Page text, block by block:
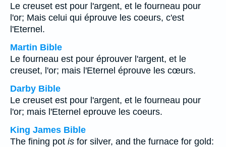
Le creuset est pour l'argent, et le fourneau pour
l'or; Mais celui qui éprouve les coeurs, c'est
l'Eternel.
Martin Bible
Le fourneau est pour éprouver l'argent, et le
creuset, l'or; mais l'Eternel éprouve les cœurs.
Darby Bible
Le creuset est pour l'argent, et le fourneau pour
l'or; mais l'Eternel eprouve les coeurs.
King James Bible
The fining pot is for silver, and the furnace for gold: